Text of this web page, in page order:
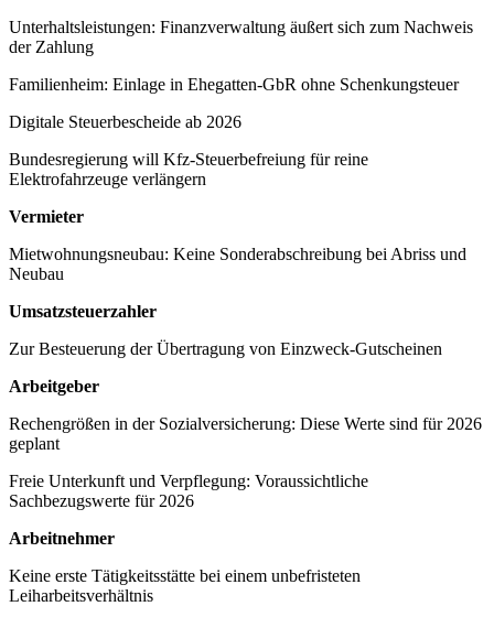
Unterhaltsleistungen: Finanzverwaltung äußert sich zum Nachweis
der Zahlung
Familienheim: Einlage in Ehegatten-GbR ohne Schenkungsteuer
Digitale Steuerbescheide ab 2026
Bundesregierung will Kfz-Steuerbefreiung für reine
Elektrofahrzeuge verlängern
Vermieter
Mietwohnungsneubau: Keine Sonderabschreibung bei Abriss und
Neubau
Umsatzsteuerzahler
Zur Besteuerung der Übertragung von Einzweck-Gutscheinen
Arbeitgeber
Rechengrößen in der Sozialversicherung: Diese Werte sind für 2026
geplant
Freie Unterkunft und Verpflegung: Voraussichtliche
Sachbezugswerte für 2026
Arbeitnehmer
Keine erste Tätigkeitsstätte bei einem unbefristeten
Leiharbeitsverhältnis